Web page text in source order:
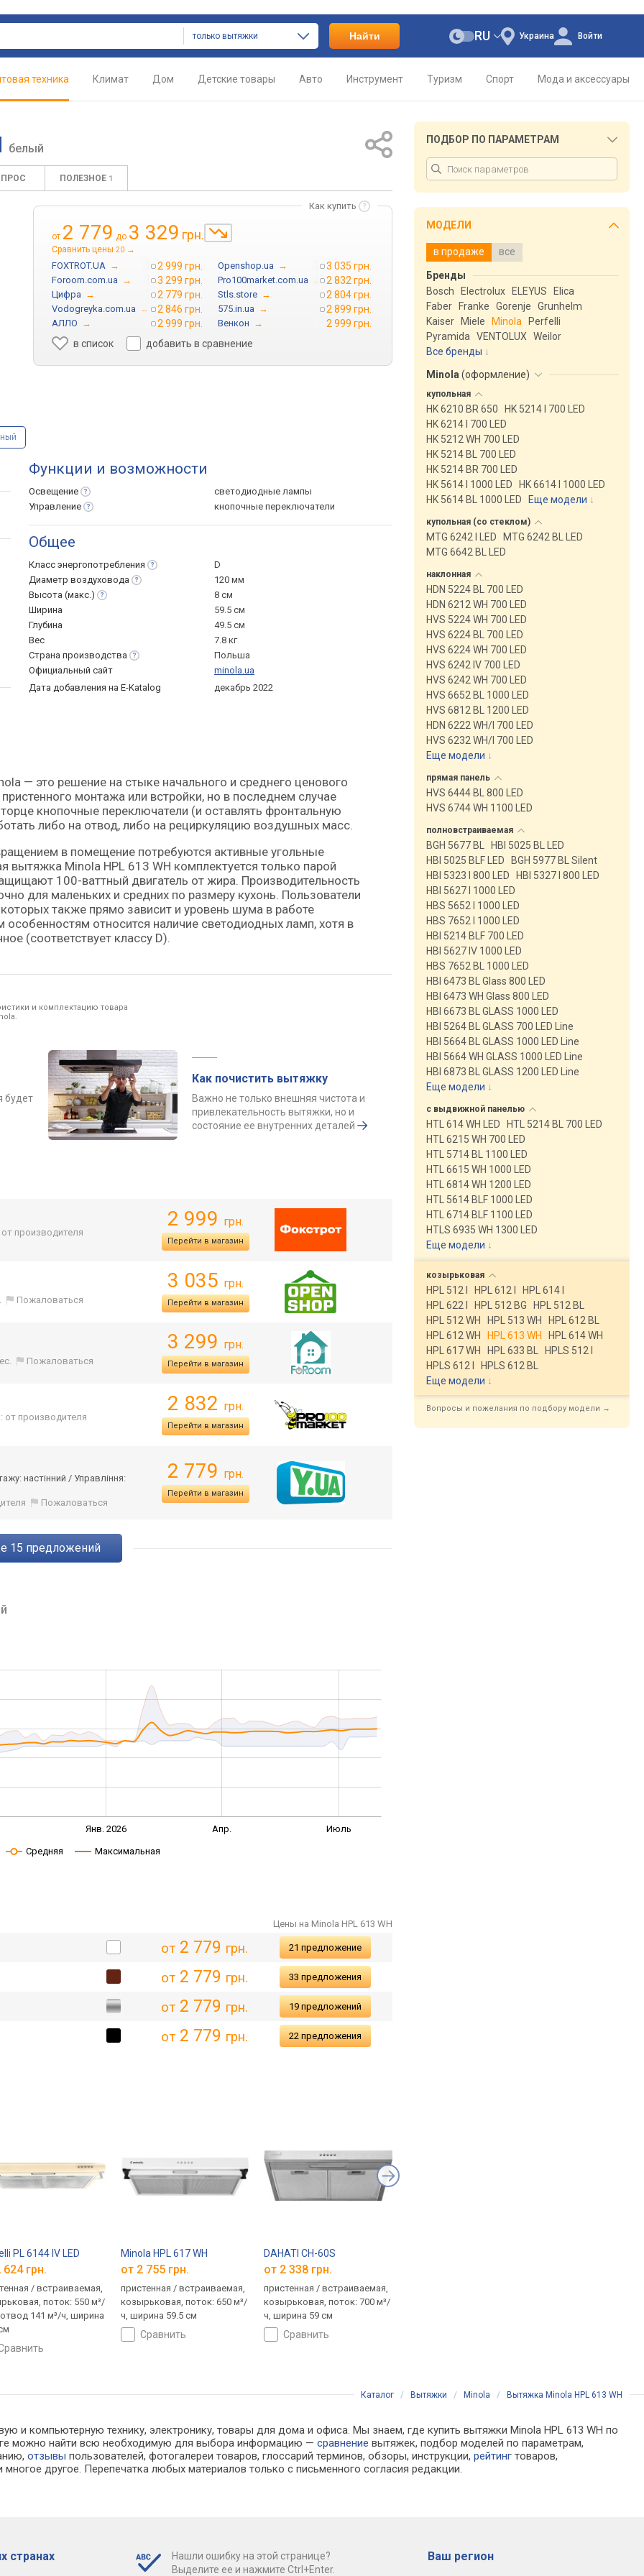
только вытяжки Найти Украина
RU Войти
техника Климат Дом Детские товары Авто Инструмент Туризм Спорт Мода и аксессуары
белый
ПОЛЕЗНОЕ 1
Как купить
от 2 779 до 3 329 грн.
Сравнить цены 20 →
FOXTROT.UA → 2 999 грн. Openshop.ua → 3 035 грн.
Foroom.com.ua → 3 299 грн. Pro100market.com.ua → 2 832 грн.
Цифра → 2 779 грн. Stls.store → 2 804 грн.
Vodogreyka.com.ua → 2 846 грн. 575.in.ua → 2 899 грн.
АЛЛО → 2 999 грн. Венкон →
2 999 грн.
в список
добавить в сравнение
Функции и возможности
Освещение
светодиодные лампы
Управление
кнопочные переключатели
Общее
Класс энергопотребления
D
Диаметр воздуховода
120 мм
Высота (макс.)
8 см
Ширина
59.5 см
Глубина
49.5 см
Вес
7.8 кг
Страна производства
Польша
Официальный сайт
minola.ua
Дата добавления на E-Katalog
декабрь 2022
монтажа или встройки, но в последнем случае
кнопочные переключатели (и оставлять фронтальную
либо на отвод, либо на рециркуляцию воздушных масс.
в помещение потребуются активные угольные
вытяжка Minola HPL 613 WH комплектуется только парой
100-ваттный двигатель от жира. Производительность
для маленьких и средних по размеру кухонь. Пользователи
также прямо зависит и уровень шума в работе
относится наличие светодиодных ламп, хотя в
(соответствует классу D).
и комплектацию товара
будет
Как почистить вытяжку
Важно не только внешняя чистота и
привлекательность вытяжки, но и
состояние ее внутренних деталей
от производителя
2 999 грн.
Перейти в магазин
Пожаловаться
3 035 грн.
Перейти в магазин
Пожаловаться
3 299 грн.
Перейти в магазин
от производителя
2 832 грн.
Перейти в магазин
настінний / Управління:
Пожаловаться
2 779 грн.
Перейти в магазин
15 предложений
Янв. 2026 Апр. Июль
Средняя Максимальная
Цены на Minola HPL 613 WH
от2 779 грн. 21 предложение
от2 779 грн. 33 предложения
от2 779 грн. 19 предложений
от2 779 грн. 22 предложения
PL 6144 IV LED
624 грн.
/ встраиваемая,
поток: 550 м³/
141 м³/ч, ширина
сравнить
Minola HPL 617 WH
от 2 755 грн.
пристенная / встраиваемая,
козырьковая, поток: 650 м³/
ч, ширина 59.5 см
сравнить
DAHATI CH-60S
от 2 338 грн.
пристенная / встраиваемая,
козырьковая, поток: 700 м³/
ч, ширина 59 см
сравнить
ПОДБОР ПО ПАРАМЕТРАМ
МОДЕЛИ
в продаже все
Бренды
Bosch
Electrolux ELEYUS
Elica
Faber
Franke Gorenje
Grunhelm
Kaiser
Miele Minola
Perfelli
Pyramida
VENTOLUX
Weilor
Все бренды
Minola (оформление)
купольная
HK 6210 BR 650
HK 5214 I 700 LED
HK 6214 I 700 LED
HK 5212 WH 700 LED
HK 5214 BL 700 LED
HK 5214 BR 700 LED
HK 5614 I 1000 LED
HK 6614 I 1000 LED
HK 5614 BL 1000 LED
Еще модели ↓
купольная (со стеклом)
MTG 6242 I LED
MTG 6242 BL LED
MTG 6642 BL LED
наклонная
HDN 5224 BL 700 LED
HDN 6212 WH 700 LED
HVS 5224 WH 700 LED
HVS 6224 BL 700 LED
HVS 6224 WH 700 LED
HVS 6242 IV 700 LED
HVS 6242 WH 700 LED
HVS 6652 BL 1000 LED
HVS 6812 BL 1200 LED
HDN 6222 WH/I 700 LED
HVS 6232 WH/I 700 LED
Еще модели ↓
прямая панель
HVS 6444 BL 800 LED
HVS 6744 WH 1100 LED
полновстраиваемая
BGH 5677 BL
HBI 5025 BL LED
HBI 5025 BLF LED
BGH 5977 BL Silent
HBI 5323 I 800 LED
HBI 5327 I 800 LED
HBI 5627 I 1000 LED
HBS 5652 I 1000 LED
HBS 7652 I 1000 LED
HBI 5214 BLF 700 LED
HBI 5627 IV 1000 LED
HBS 7652 BL 1000 LED
HBI 6473 BL Glass 800 LED
HBI 6473 WH Glass 800 LED
HBI 6673 BL GLASS 1000 LED
HBI 5264 BL GLASS 700 LED Line
HBI 5664 BL GLASS 1000 LED Line
HBI 5664 WH GLASS 1000 LED Line
HBI 6873 BL GLASS 1200 LED Line
Еще модели ↓
с выдвижной панелью
HTL 614 WH LED
HTL 5214 BL 700 LED
HTL 6215 WH 700 LED
HTL 5714 BL 1100 LED
HTL 6615 WH 1000 LED
HTL 6814 WH 1200 LED
HTL 5614 BLF 1000 LED
HTL 6714 BLF 1100 LED
HTLS 6935 WH 1300 LED
Еще модели ↓
козырьковая
HPL 512 I HPL 612 I
HPL 614 I
HPL 622 I
HPL 512 BG
HPL 512 BL
HPL 512 WH
HPL 513 WH
HPL 612 BL
HPL 612 WH
HPL 613 WH
HPL 614 WH
HPL 617 WH
HPL 633 BL
HPLS 512 I
HPLS 612 I
HPLS 612 BL
Еще модели ↓
Вопросы и пожелания по подбору модели →
Каталог / Вытяжки / Minola / Вытяжка Minola HPL 613 WH
и компьютерную технику, электронику, товары для дома и офиса. Мы знаем, где купить вытяжки Minola HPL 613 WH по
можно найти всю необходимую для выбора информацию —сравнение вытяжек, подбор моделей по параметрам,
отзывы пользователей, фотогалереи товаров, глоссарий терминов, обзоры, инструкции,рейтинг товаров,
многое другое. Перепечатка любых материалов только с письменного согласия редакции.
странах
Нашли ошибку на этой странице?
Выделите ее и нажмите Ctrl+Enter.
Ваш регион